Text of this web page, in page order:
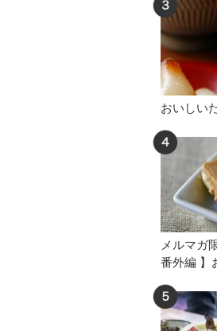
おいしい
メルマガ
番外編 】